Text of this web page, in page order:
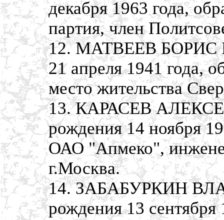
декабря 1963 года,
партия, член
12. МАТВЕЕВ БОРИС
21 апреля 1941 года,
место жительства
13. КАРАСЕВ
рождения 14 ноября
ОАО "Апмеко",
г.Москва.
14. ЗАБАБУРКИН
рождения 13 сентября